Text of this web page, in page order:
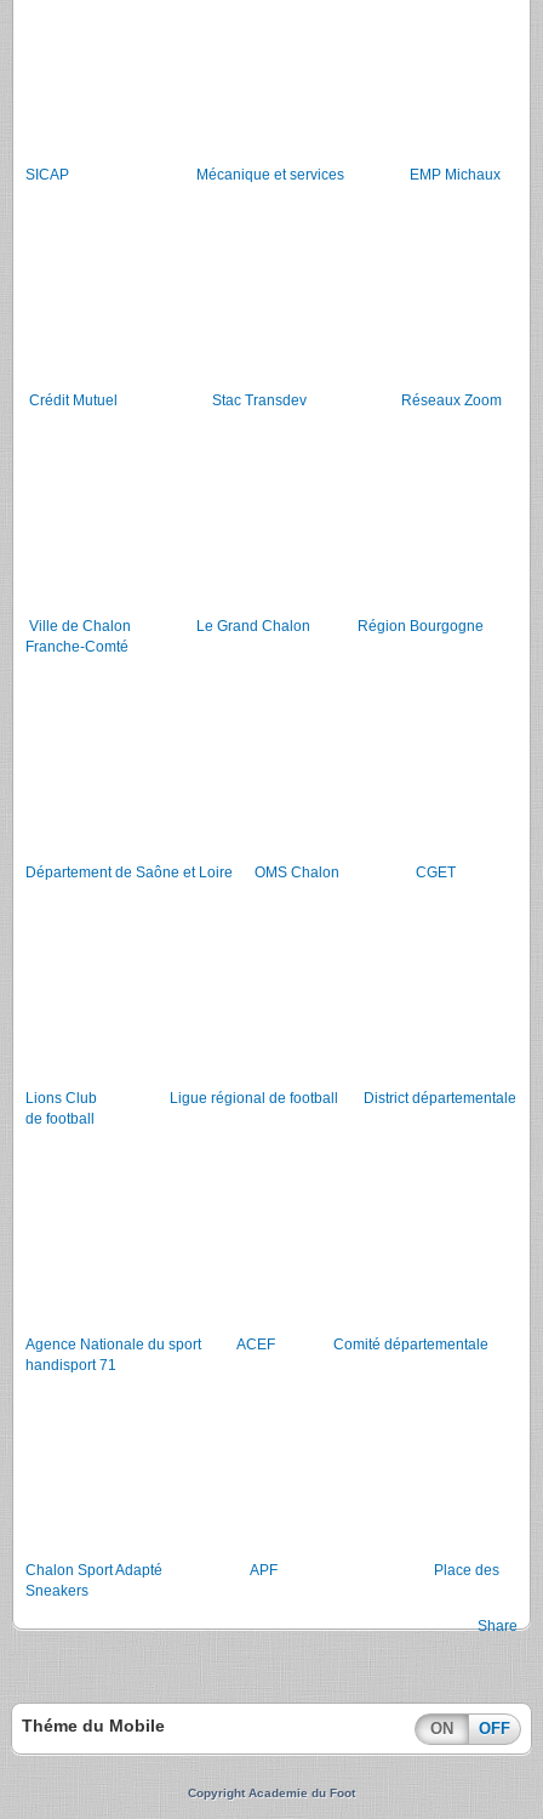
SICAP Mécanique et services EMP Michaux
Crédit Mutuel Stac Transdev Réseaux Zoom
Ville de Chalon Le Grand Chalon
Région Bourgogne
Franche-Comté
Département de Saône et Loire OMS Chalon CGET
Lions Club Ligue régional de football
District départementale
de football
Agence Nationale du sport ACEF
Comité départementale
handisport 71
Chalon Sport Adapté APF
Place des
Sneakers
Share
Théme du Mobile ON OFF
Copyright Academie du Foot